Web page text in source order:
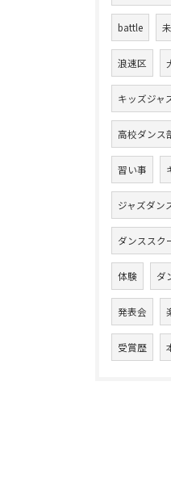
battle
浪速区
キッズジャ
高校ダンス
習い事
ジャズダン
ダンススク
体験 ダ
発表会
受賞歴